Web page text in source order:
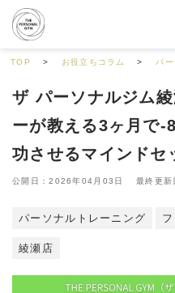
TOP お役立ちコラム パ
ザ パーソナルジム
ーが教える3ヶ月で-
功させるマインドセ
公開日：2026年04月03日 最終更新
パーソナルトレーニング
綾瀬店